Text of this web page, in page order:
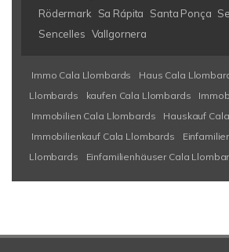
Rödermark
Sa Rápita Santa Ponça
Sencelles Vallgornera
Immo Cala Llombards Haus Cala
Llombards
kaufen Cala Llombards
Immobilien Cala Llombards
Hauskauf
Immobilienkauf Cala Llombards
Llombards
Einfamilienhäuser Cala